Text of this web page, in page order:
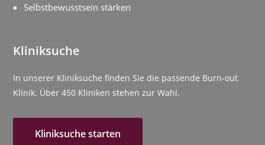
Selbstbewusstsein stärken
Kliniksuche
In unserer Kliniksuche finden Sie die passende Burn-out
Klinik. Über 450 Kliniken stehen zur Wahl.
Kliniksuche starten